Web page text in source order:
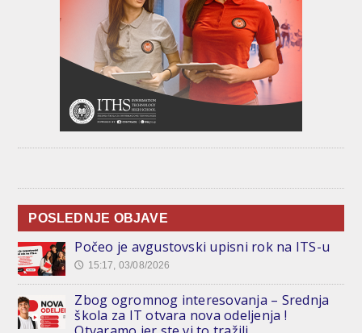
POSLEDNJE OBJAVE
Počeo je avgustovski upisni rok na ITS-u
🕔 15:17, 03/08/2026
Zbog ogromnog interesovanja – Srednja
škola za IT otvara nova odeljenja !